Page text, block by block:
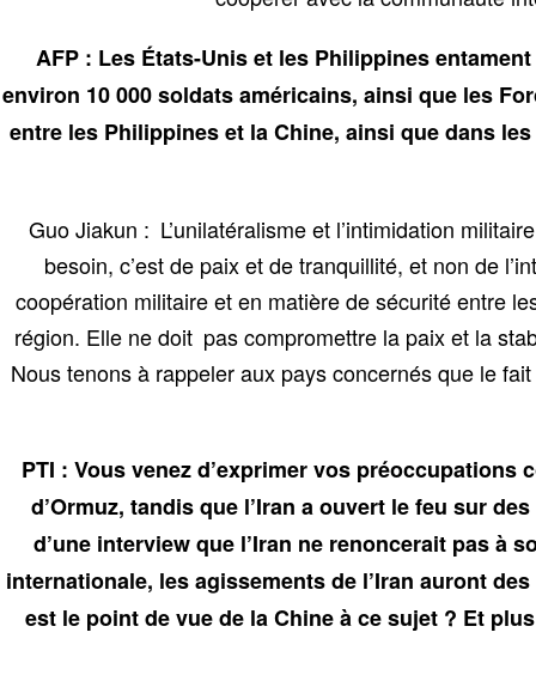
AFP : Les États-Unis et les Philippines
environ 10 000 soldats américains, ainsi que les
entre les Philippines et la Chine, ainsi que dans
Guo Jiakun : L’unilatéralisme et l’intimidation
besoin, c’est de paix et de tranquillité, et non de
coopération militaire et en matière de sécurité entre
région. Elle ne doit pas compromettre la paix et la
Nous tenons à rappeler aux pays concernés que le
PTI : Vous venez d’exprimer vos
d’Ormuz, tandis que l’Iran a ouvert le feu sur
d’une interview que l’Iran ne renoncerait pas à
internationale, les agissements de l’Iran auront
est le point de vue de la Chine à ce sujet ? Et